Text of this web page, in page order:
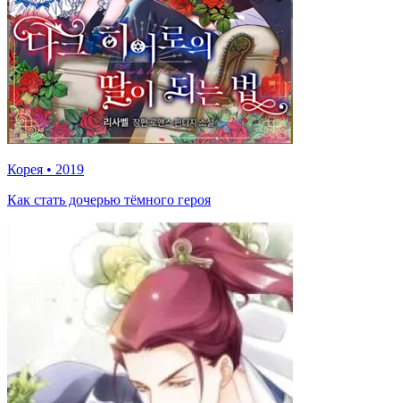
Корея • 2019
Как стать дочерью тёмного героя